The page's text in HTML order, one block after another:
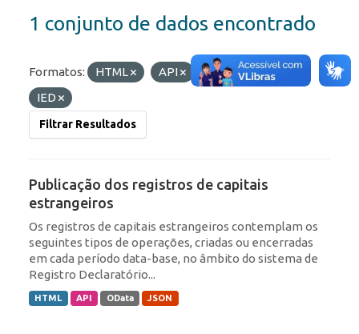
1 conjunto de dados encontrado
Formatos: HTML API Etiquetas:
RDE
IED
Filtrar Resultados
Publicação dos registros de capitais
estrangeiros
Os registros de capitais estrangeiros contemplam os
seguintes tipos de operações, criadas ou encerradas
em cada período data-base, no âmbito do sistema de
Registro Declaratório...
HTML API OData JSON